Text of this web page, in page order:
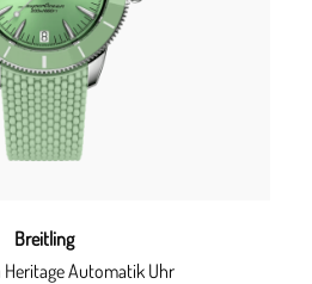
Breitling
Heritage Automatik Uhr